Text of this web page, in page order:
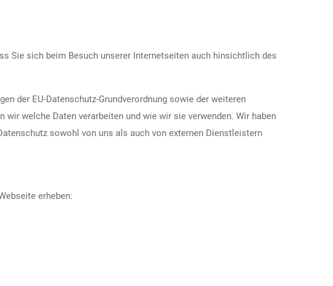
Sie sich beim Besuch unserer Internetseiten auch hinsichtlich des
der EU-Datenschutz-Grundverordnung sowie der weiteren
welche Daten verarbeiten und wie wir sie verwenden. Wir haben
sowohl von uns als auch von externen Dienstleistern
erheben: